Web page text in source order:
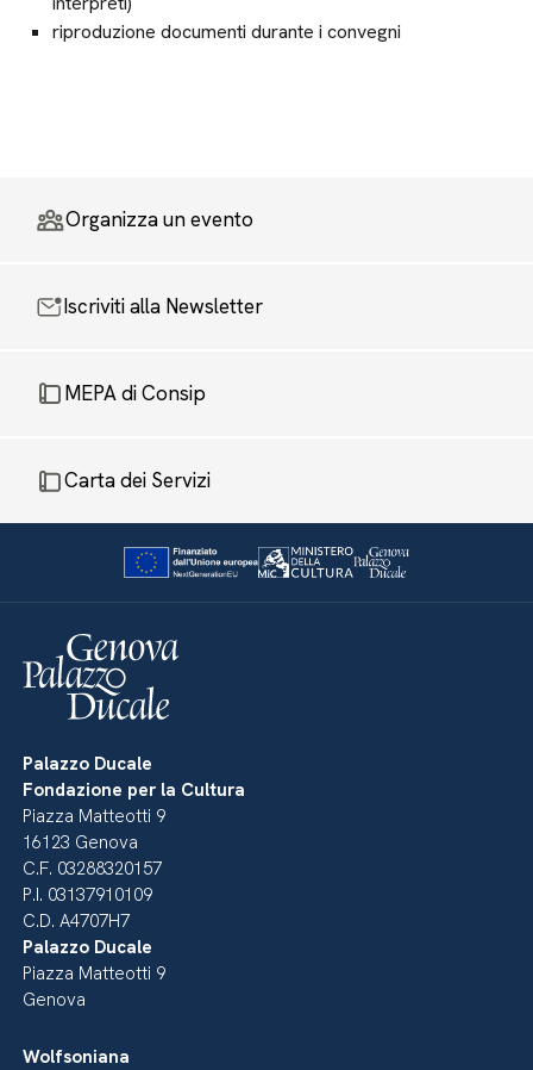
riproduzione documenti durante i convegni
Organizza un evento
Iscriviti alla Newsletter
MEPA di Consip
Carta dei Servizi
Palazzo Ducale
Fondazione per la Cultura
Piazza Matteotti 9
16123 Genova
C.F. 03288320157
P.I. 03137910109
C.D. A4707H7
Palazzo Ducale
Piazza Matteotti 9
Genova
Wolfsoniana